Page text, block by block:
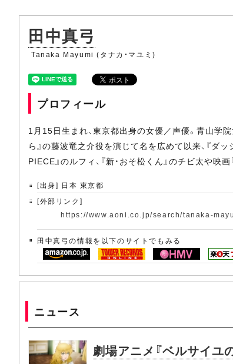
田中真弓
Tanaka Mayumi (タナカ・マユミ)
プロフィール
1月15日生まれ、東京都出身の女優／声優。青山学
ら』の藤波竜之介役を演じて名を広めて以来、『ダ
PIECE』のルフィ、『新・おそ松くん』のチビ太や映
[出身] 日本 東京都
[外部リンク]
https://www.aoni.co.jp/search/tanaka-
田中真弓の情報を以下のサイトでもみる
ニュース
劇場アニメ『ベルサイ